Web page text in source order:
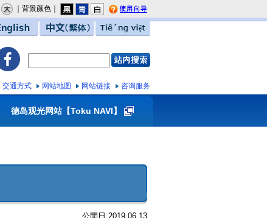
｜背景颜色｜
用向导
交通方式 网站地图 网站链接 咨询服务
德岛观光网站【Toku NAVI】
公開日 2019.06.13